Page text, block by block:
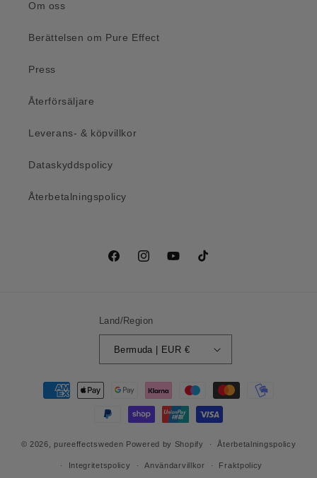
Om oss
Berättelsen om Pure Effect
Press
Återförsäljare
Leverans- & köpvillkor
Dataskyddspolicy
Återbetalningspolicy
FacebookInstagramYouTubeTikTok
Land/Region
Bermuda | EUR €
Betalningsmetoder
© 2026, pureeffectsweden Powered by Shopify Återbetalningspolicy
Integritetspolicy Användarvillkor Fraktpolicy